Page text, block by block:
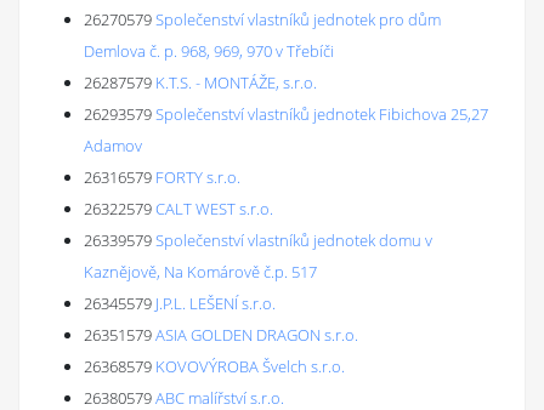
26270579Společenství vlastníků jednotek pro dům
Demlova č. p. 968, 969, 970 v Třebíči
26287579 K.T.S. - MONTÁŽE, s.r.o.
26293579Společenství vlastníků jednotek Fibichova 25,27
Adamov
26316579 FORTY s.r.o.
26322579CALT WEST s.r.o.
26339579Společenství vlastníků jednotek domu v
Kaznějově, Na Komárově č.p. 517
26345579 J.P.L. LEŠENÍ s.r.o.
26351579ASIA GOLDEN DRAGON s.r.o.
26368579 KOVOVÝROBA Švelch s.r.o.
26380579ABC malířství s.r.o.